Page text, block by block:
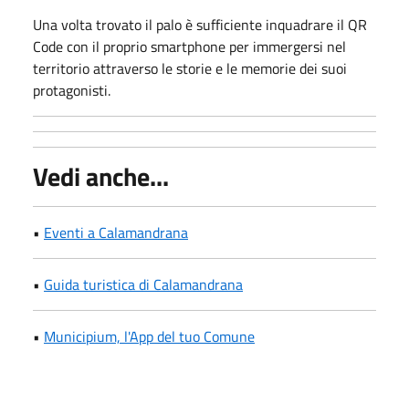
Una volta trovato il palo è sufficiente inquadrare il QR
Code con il proprio smartphone per immergersi nel
territorio attraverso le storie e le memorie dei suoi
protagonisti.
Vedi anche...
• Eventi a Calamandrana
• Guida turistica di Calamandrana
• Municipium, l'App del tuo Comune